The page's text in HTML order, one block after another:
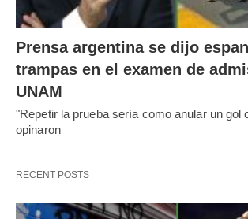
Prensa argentina se dijo
trampas en el examen de
UNAM
"Repetir la prueba sería como anular un gol
opinaron
RECENT POSTS